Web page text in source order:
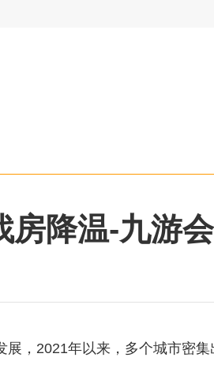
降温-九游
，2021年以来，多个城市密集